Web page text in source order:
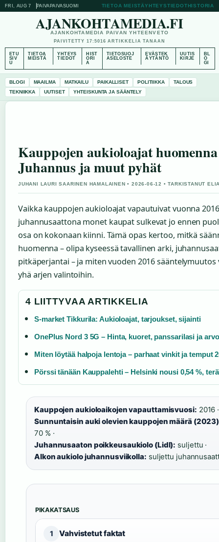
FRI, AUG 7 PAIVAPAIVASUOMI TIETOA MEISTÄYHTEYSTIEDOTHISTORIA
AJANKOHTAMEDIA.FI
AJANKOHTAMEDIA PAIVAN YHTEENVETO
PAIVITETTY 17:5016 ARTIKKELIA TANAAN
ETU
SIV
U
TIETOA
MEISTÄ
YHTEYS
TIEDOT
HIST
ORI
A
TIETOSUOJ
ASELOSTE
EVÄSTEK
ÄYTÄNTÖ
UUTIS
KIRJE
BL
O
GI
BLOGI MAAILMA MATKAILU PAIKALLISET POLITIIKKA
TALOUS
TEKNIIKKA
UUTISET YHTEISKUNTA JA SÄÄNTELY
Kauppojen aukioloajat
Juhannus ja muut pyhät
JUHANI LAURI SAARINEN HAMALAINEN • 2026-06-12 • TARKISTANUT
Vaikka kauppojen aukioloajat vapautuivat vuonna
juhannusaattona monet kaupat sulkevat jo ennen
osa on kokonaan kiinni. Tämä opas kertoo, mitkä
huomenna – olipa kyseessä tavallinen arki,
pitkäperjantai – ja miten vuoden 2016 sääntelymuutos
yhä arjen valintoihin.
4 LIITTYVAA ARTIKKELIA
S-market Tikkurila: Aukioloajat, tarjoukset, sijainti
OnePlus Nord 3 5G – Hinta, kuoret, panssarilasi ja
Miten löytää halpoja lentoja – parhaat vinkit ja temput
Pörssi tänään Kauppalehti – Helsinki nousi 0,54 %,
Kauppojen aukioloaikojen vapauttamisvuosi: 2016 ·
Sunnuntaisin auki olevien kauppojen määrä
70 % ·
Juhannusaaton poikkeusaukiolo (Lidl): suljettu ·
Alkon aukiolo juhannusviikolla: suljettu
PIKAKATSAUS
1 Vahvistetut faktat